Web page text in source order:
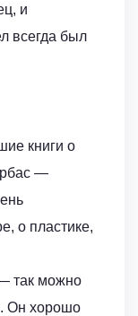
и
всегда был
книги о
—
о пластике,
так можно
Он хорошо